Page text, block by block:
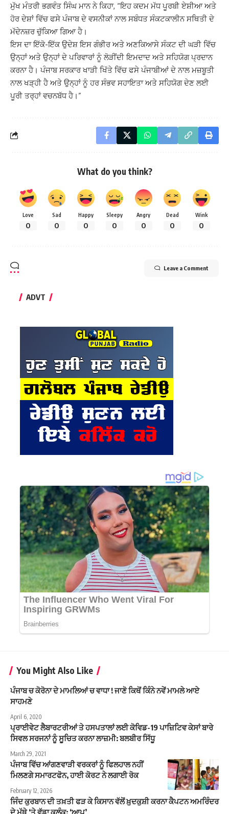
ਮੁੱਖ ਮੰਤਰੀ ਭਗਵੰਤ ਸਿੰਘ ਮਾਨ ਨੇ ਕਿਹਾ, “ਇਹ ਕਦਮ ਮੱਧ ਪੂਰਬੀ ਏਸ਼ੀਆ ਅਤੇ
ਹੋਰ ਦੇਸ਼ਾਂ ਵਿੱਚ ਫਸੇ ਪੰਜਾਬ ਦੇ ਵਸਨੀਕਾਂ ਨਾਲ ਸਬੰਧਤ ਸੰਕਟਕਾਲੀਨ ਸਥਿਤੀ ਦੇ
ਮੱਦੇਨਜ਼ਰ ਚੁੱਕਿਆ ਗਿਆ ਹੈ।
ਇਸ ਦਾ ਇੱਕੋ-ਇੱਕ ਉਦੇਸ਼ ਇਸ ਗੰਭੀਰ ਅਤੇ ਅਣਕਿਆਸੇ ਸੰਕਟ ਦੀ ਘੜੀ ਵਿੱਚ
ਉਨ੍ਹਾਂ ਅਤੇ ਉਨ੍ਹਾਂ ਦੇ ਪਰਿਵਾਰਾਂ ਨੂੰ ਲੋੜੀਂਦੀ ਇਮਦਾਦ ਅਤੇ ਸਹਿਯੋਗ ਪ੍ਰਦਾਨ
ਕਰਨਾ ਹੈ। ਪੰਜਾਬ ਸਰਕਾਰ ਖਾੜੀ ਖਿੱਤੇ ਵਿੱਚ ਫਸੇ ਪੰਜਾਬੀਆਂ ਦੇ ਨਾਲ ਮਜ਼ਬੂਤੀ
ਨਾਲ ਖੜ੍ਹੀ ਹੈ ਅਤੇ ਉਨ੍ਹਾਂ ਨੂੰ ਹਰ ਸੰਭਵ ਸਹਾਇਤਾ ਅਤੇ ਸਹਿਯੋਗ ਦੇਣ ਲਈ
ਪੂਰੀ ਤਰ੍ਹਾਂ ਵਚਨਬੱਧ ਹੈ।”
What do you think?
Love
0
Sad
0
Happy
0
Sleepy
0
Angry
0
Dead
0
Wink
0
Leave a Comment
ADVT
You Might Also Like
ਪੰਜਾਬ ਚ ਕੋਰੋਨਾ ਦੇ ਮਾਮਲਿਆਂ ਚ ਵਾਧਾ ! ਜਾਣੋ ਕਿਥੋਂ ਕਿੰਨੇ ਨਵੇਂ ਮਾਮਲੇ ਆਏ
ਸਾਹਮਣੇ
April 6, 2020
ਪ੍ਰਾਈਵੇਟ ਲੈਬਾਰਟਰੀਆਂ ਤੇ ਹਸਪਤਾਲਾਂ ਲਈ ਕੋਵਿਡ-19 ਪਾਜ਼ਿਟਿਵ ਕੇਸਾਂ ਬਾਰੇ
ਸਿਵਲ ਸਰਜਨਾਂ ਨੂੰ ਸੂਚਿਤ ਕਰਨਾ ਲਾਜ਼ਮੀ: ਬਲਬੀਰ ਸਿੱਧੂ
March 29, 2021
ਪੰਜਾਬ ਵਿੱਚ ਆਂਗਣਵਾੜੀ ਵਰਕਰਾਂ ਨੂੰ ਫਿਲਹਾਲ ਨਹੀਂ
ਮਿਲਣਗੇ ਸਮਾਰਟਫੋਨ, ਹਾਈ ਕੋਰਟ ਨੇ ਲਗਾਈ ਰੋਕ
February 12, 2026
ਜਿੰਦ ਕੁਰਬਾਨ ਦੀ ਤਖ਼ਤੀ ਫੜ ਕੇ ਕਿਸਾਨ ਵੱਲੋਂ ਖ਼ੁਦਕੁਸ਼ੀ ਕਰਨਾ ਕੈਪਟਨ ਅਮਰਿੰਦਰ
ਦੇ ਮੱਥੇ ‘ਤੇ ਵੱਡਾ ਕਲੰਕ: ‘ਆਪ’